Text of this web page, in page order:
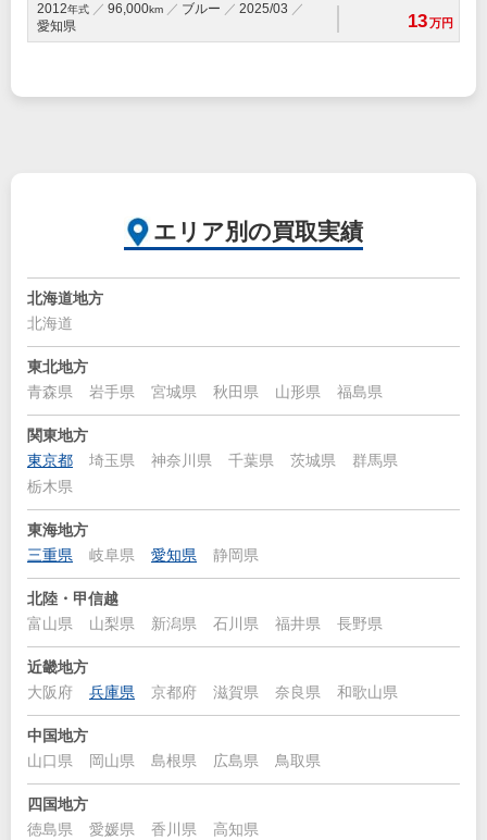
2012年式 96,000km ブルー
2025/03
愛知県
13万円
エリア別の買取実績
北海道地方
北海道
東北地方
青森県
岩手県 宮城県 秋田県 山形県 福島県
関東地方
東京都
埼玉県 神奈川県 千葉県 茨城県
群馬県
栃木県
東海地方
三重県
岐阜県 愛知県 静岡県
北陸・甲信越
富山県
山梨県 新潟県 石川県 福井県 長野県
近畿地方
大阪府
兵庫県 京都府 滋賀県 奈良県 和歌山県
中国地方
山口県
岡山県 島根県 広島県 鳥取県
四国地方
徳島県
愛媛県 香川県 高知県